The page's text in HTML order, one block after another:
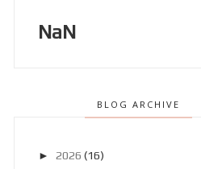
NaN
BLOG ARCHIVE
► 2026 (16)